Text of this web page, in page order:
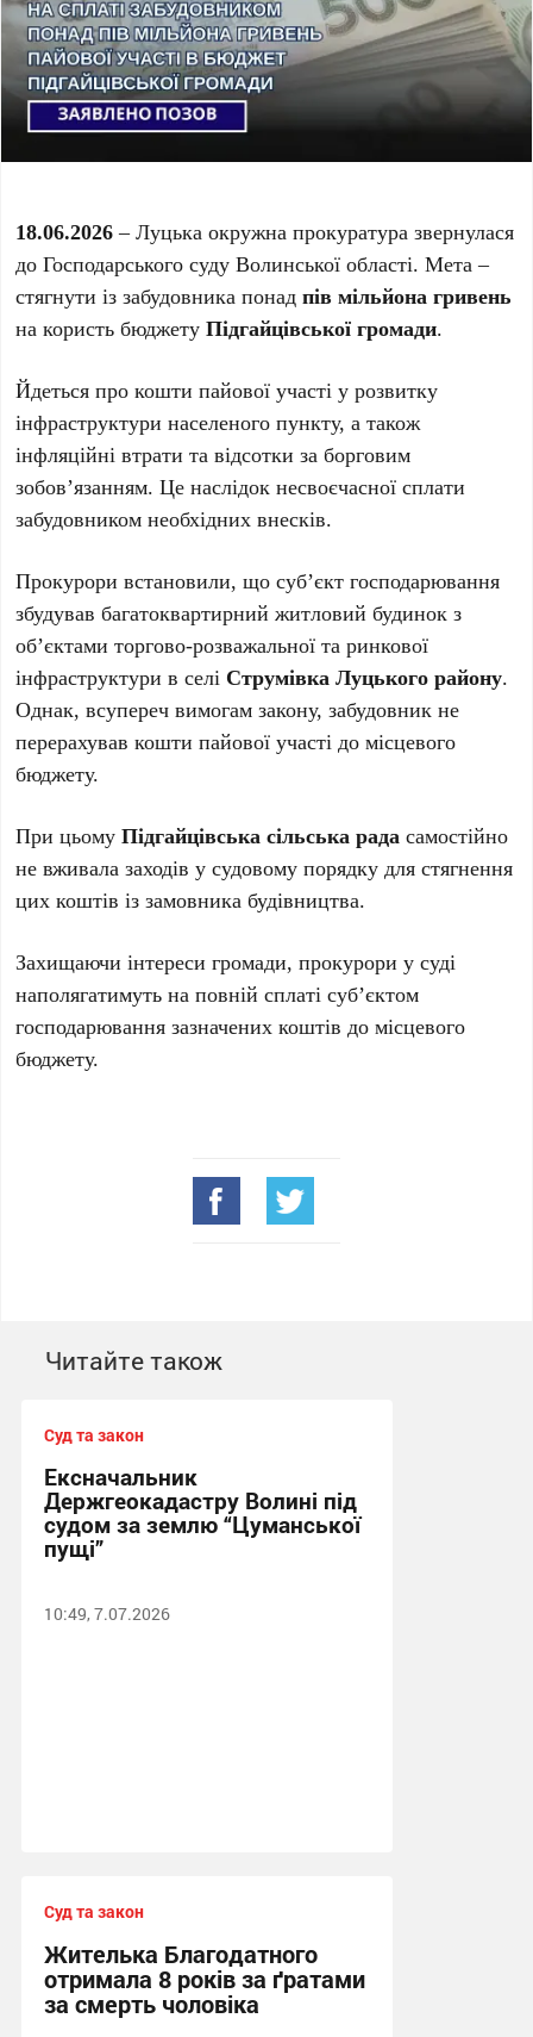
18.06.2026– Луцька окружна прокуратура звернулася
до Господарського суду Волинської області. Мета –
стягнути із забудовника понадпів мільйона гривень
на користь бюджетуПідгайцівської громади.
Йдеться про кошти пайової участі у розвитку
інфраструктури населеного пункту, а також
інфляційні втрати та відсотки за борговим
зобов’язанням. Це наслідок несвоєчасної сплати
забудовником необхідних внесків.
Прокурори встановили, що суб’єкт господарювання
збудував багатоквартирний житловий будинок з
об’єктами торгово-розважальної та ринкової
інфраструктури в селі Струмівка Луцького району.
Однак, всупереч вимогам закону, забудовник не
перерахував кошти пайової участі до місцевого
бюджету.
При цьомуПідгайцівська сільська рада самостійно
не вживала заходів у судовому порядку для стягнення
цих коштів із замовника будівництва.
Захищаючи інтереси громади, прокурори у суді
наполягатимуть на повній сплаті суб’єктом
господарювання зазначених коштів до місцевого
бюджету.
Читайте також
Суд та закон
Ексначальник
Держгеокадастру Волині під
судом за землю “Цуманської
пущі”
10:49, 7.07.2026
Суд та закон
Жителька Благодатного
отримала 8 років за ґратами
за смерть чоловіка